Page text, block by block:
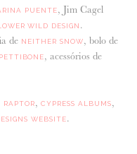
PUENTE, Jim Cagel
WILD DESIGN .
de NEITHER SNOW, bolo de
, acessórios de
RAPTOR,CYPRESS ALBUMS,
WEBSITE.